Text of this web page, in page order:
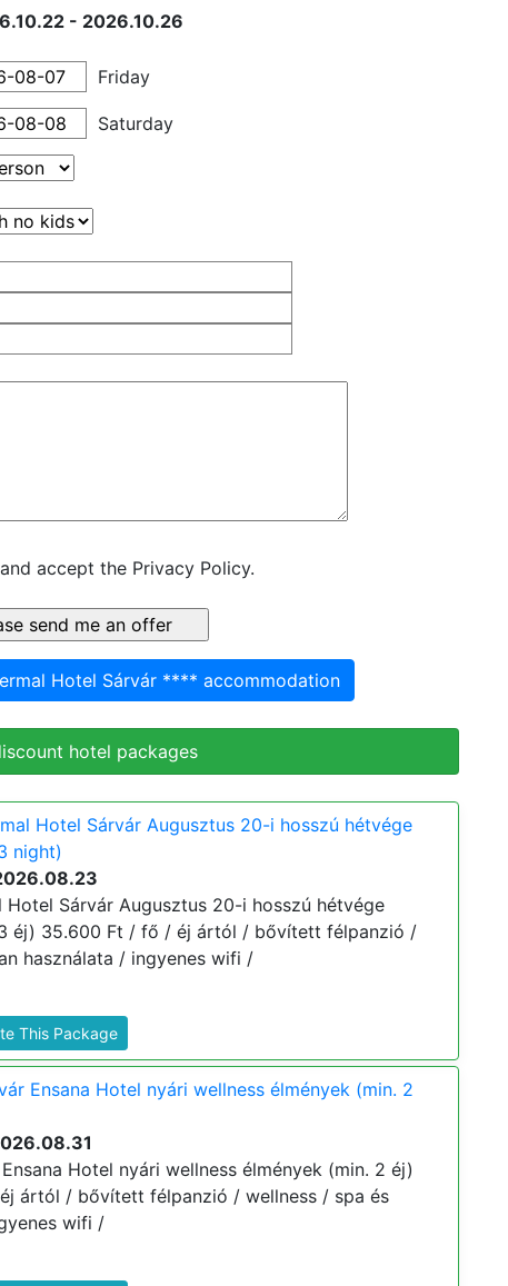
- 2026.10.26
Friday
Saturday
accept the Privacy Policy.
Hotel Sárvár **** accommodation
hotel packages
Hotel Sárvár Augusztus 20-i hosszú hétvége
night)
Hotel Sárvár Augusztus 20-i hosszú hétvége
éj) 35.600 Ft / fő / éj ártól / bővített félpanzió /
használata / ingyenes wifi /
This Package
Ensana Hotel nyári wellness élmények (min. 2
Hotel nyári wellness élmények (min. 2 éj)
ártól / bővített félpanzió / wellness / spa és
wifi /